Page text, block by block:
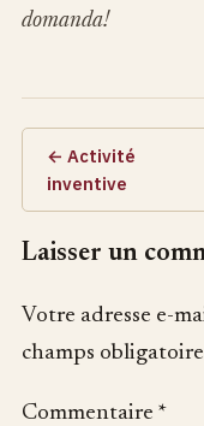
domanda!
← Activité
inventive
Laisser un
Votre adresse e-
champs
Commentaire *